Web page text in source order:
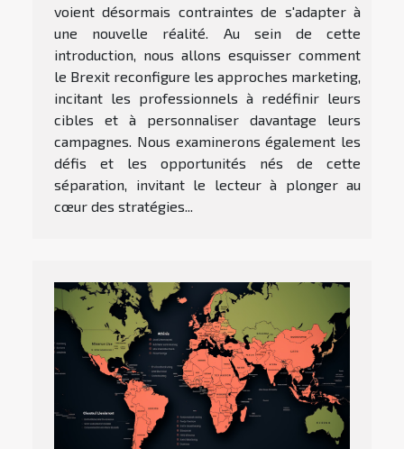
voient désormais contraintes de s'adapter à
une nouvelle réalité. Au sein de cette
introduction, nous allons esquisser comment
le Brexit reconfigure les approches marketing,
incitant les professionnels à redéfinir leurs
cibles et à personnaliser davantage leurs
campagnes. Nous examinerons également les
défis et les opportunités nés de cette
séparation, invitant le lecteur à plonger au
cœur des stratégies...